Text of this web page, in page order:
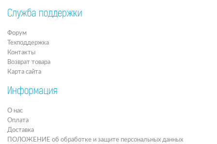
Служба поддержки
Форум
Техподдержка
Контакты
Возврат товара
Карта сайта
Информация
О нас
Оплата
Доставка
ПОЛОЖЕНИЕ об обработке и защите персональных данных